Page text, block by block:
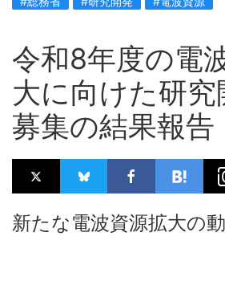
令和8年度の電
大に向けた研究
募集の結果報告
新たな電波資源拡大の